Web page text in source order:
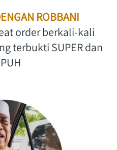
ROBBANI
order berkali-kali
terbukti SUPER dan